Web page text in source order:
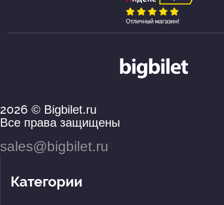
2026 © Bigbilet.ru
Все права защищены
sales@bigbilet.ru
Категории